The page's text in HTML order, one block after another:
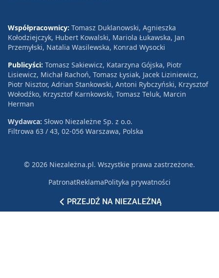
PRZEJDŹ NA NIEZALEŻNĄ
Współpracownicy: Tomasz Duklanowski, Agnieszka
Kołodziejczyk, Hubert Kowalski, Mariola Łukawska, Jan
Przemyłski, Natalia Wasilewska, Konrad Wysocki
Publicyści: Tomasz Sakiewicz, Katarzyna Gójska, Piotr
Lisiewicz, Michał Rachoń, Tomasz Łysiak, Jacek Liziniewicz,
Piotr Nisztor, Adrian Stankowski, Antoni Rybczyński, Krzysztof
Wołodźko, Krzysztof Karnkowski, Tomasz Teluk, Marcin
Herman
Wydawca: Słowo Niezależne Sp. z o.o.
Filtrowa 63 / 43, 02-056 Warszawa, Polska
© 2026 Niezależna.pl. Wszystkie prawa zastrzeżone.
PatronatReklamaPolityka prywatności